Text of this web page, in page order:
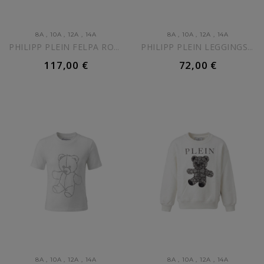
8A , 10A , 12A , 14A
PHILIPP PLEIN FELPA ROSA...
117,00 €
AGGIUNGI AL CARRELLO
8A , 10A , 12A , 14A
PHILIPP PLEIN LEGGINGS NERI...
72,00 €
AGGIUNGI AL CARRELLO
8A , 10A , 12A , 14A 8A , 10A , 12A , 14A